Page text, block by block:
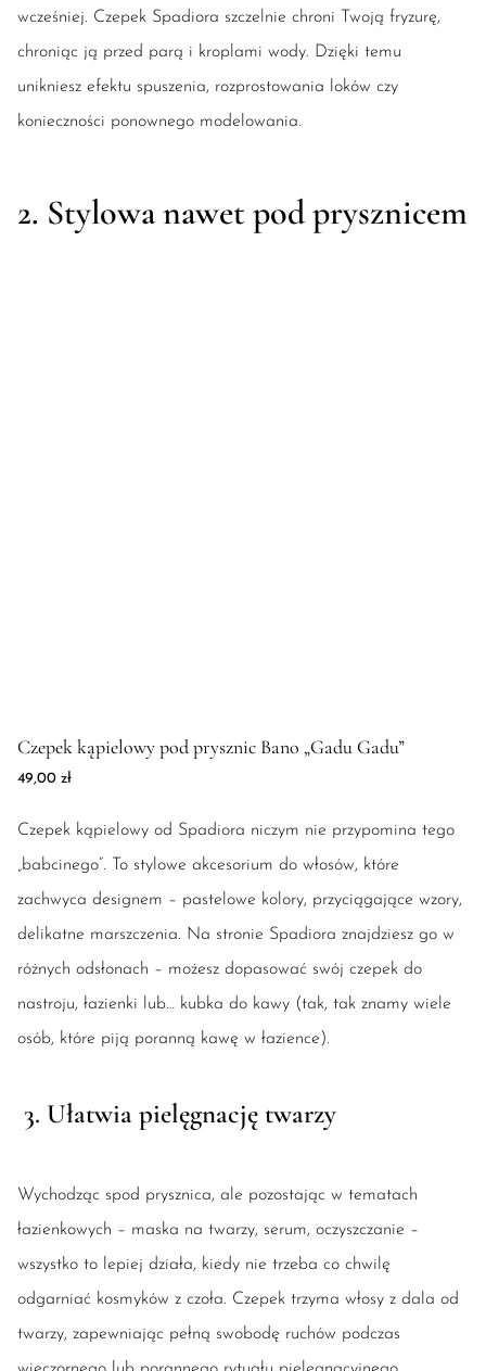
wcześniej. Czepek Spadiora szczelnie chroni Twoją fryzurę,
chroniąc ją przed parą i kroplami wody. Dzięki temu
unikniesz efektu spuszenia, rozprostowania loków czy
konieczności ponownego modelowania.
2. Stylowa nawet pod prysznicem
Czepek kąpielowy pod prysznic Bano „Gadu Gadu”
49,00 zł
Czepek kąpielowy od Spadiora niczym nie przypomina tego
„babcinego”. To stylowe akcesorium do włosów, które
zachwyca designem – pastelowe kolory, przyciągające wzory,
delikatne marszczenia. Na stronie Spadiora znajdziesz go w
różnych odsłonach – możesz dopasować swój czepek do
nastroju, łazienki lub… kubka do kawy (tak, tak znamy wiele
osób, które piją poranną kawę w łazience).
3. Ułatwia pielęgnację twarzy
Wychodząc spod prysznica, ale pozostając w tematach
łazienkowych – maska na twarzy, serum, oczyszczanie –
wszystko to lepiej działa, kiedy nie trzeba co chwilę
odgarniać kosmyków z czoła. Czepek trzyma włosy z dala od
twarzy, zapewniając pełną swobodę ruchów podczas